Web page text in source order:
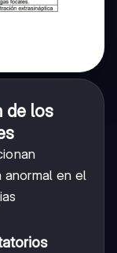
de los
en el